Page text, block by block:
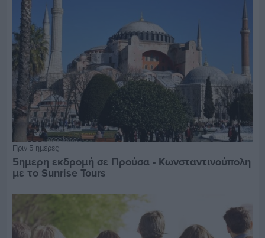
Πριν 5 ημέρες
5ημερη εκδρομή σε Προύσα - Κωνσταντινούπολη
με το Sunrise Tours